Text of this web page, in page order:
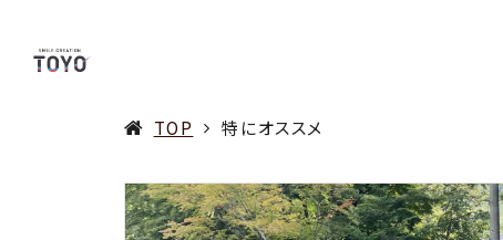
TOP 特にオススメ